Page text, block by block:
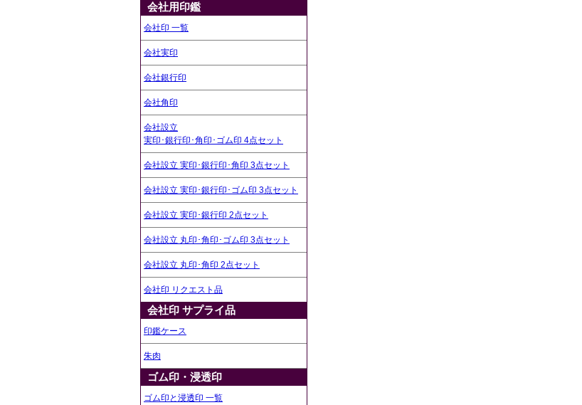
会社用印鑑
会社印 一覧
会社実印
会社銀行印
会社角印
会社設立
実印･銀行印･角印･ゴム印 4点セット
会社設立 実印･銀行印･角印 3点セット
会社設立 実印･銀行印･ゴム印 3点セット
会社設立 実印･銀行印 2点セット
会社設立 丸印･角印･ゴム印 3点セット
会社設立 丸印･角印 2点セット
会社印 リクエスト品
会社印 サプライ品
印鑑ケース
朱肉
ゴム印・浸透印
ゴム印と浸透印 一覧